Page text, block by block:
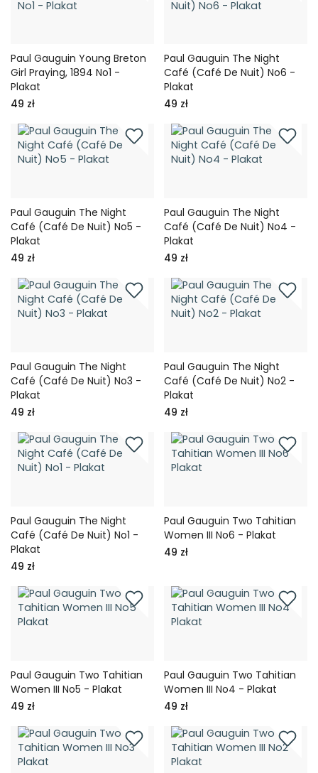
Paul Gauguin Young Breton
Girl Praying, 1894 No1 -
Plakat
49 zł
Paul Gauguin The Night
Café (Café De Nuit) No6 -
Plakat
49 zł
Paul Gauguin The Night
Café (Café De Nuit) No5 -
Plakat
49 zł
Paul Gauguin The Night
Café (Café De Nuit) No4 -
Plakat
49 zł
Paul Gauguin The Night
Café (Café De Nuit) No3 -
Plakat
49 zł
Paul Gauguin The Night
Café (Café De Nuit) No2 -
Plakat
49 zł
Paul Gauguin The Night
Café (Café De Nuit) No1 -
Plakat
49 zł
Paul Gauguin Two Tahitian
Women III No6 - Plakat
49 zł
Paul Gauguin Two Tahitian
Women III No5 - Plakat
49 zł
Paul Gauguin Two Tahitian
Women III No4 - Plakat
49 zł